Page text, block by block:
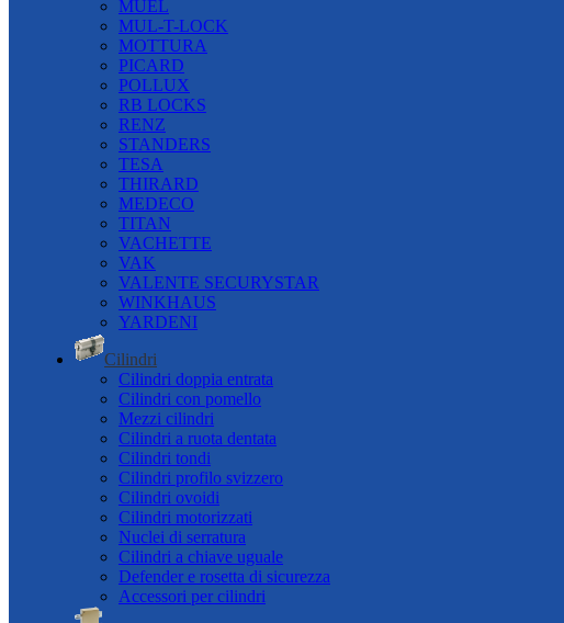
MUEL
MUL-T-LOCK
MOTTURA
PICARD
POLLUX
RB LOCKS
RENZ
STANDERS
TESA
THIRARD
MEDECO
TITAN
VACHETTE
VAK
VALENTE SECURYSTAR
WINKHAUS
YARDENI
Cilindri
Cilindri doppia entrata
Cilindri con pomello
Mezzi cilindri
Cilindri a ruota dentata
Cilindri tondi
Cilindri profilo svizzero
Cilindri ovoidi
Cilindri motorizzati
Nuclei di serratura
Cilindri a chiave uguale
Defender e rosetta di sicurezza
Accessori per cilindri